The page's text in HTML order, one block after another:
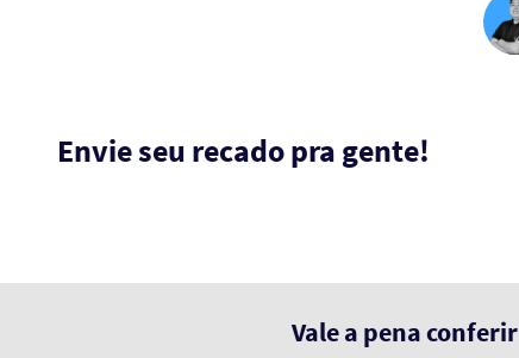
Envie seu recado pra gente!
Vale a pena conferir